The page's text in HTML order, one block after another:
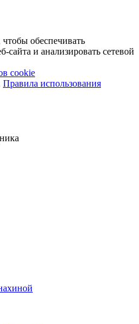
обеспечивать
сайта и анализировать сетевой
cookie
Правила использования